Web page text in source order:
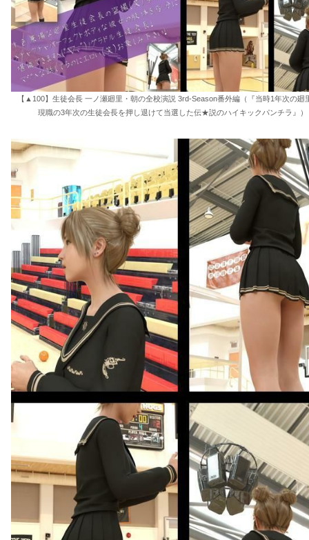
【▲100】生徒会長 一ノ瀬廻里・朝の全校演説 3rd-Season番外編（『当時1年次の廻
現職の3年次の生徒会長を押し退けて当選した伝★説のハイキックパンチラ』）